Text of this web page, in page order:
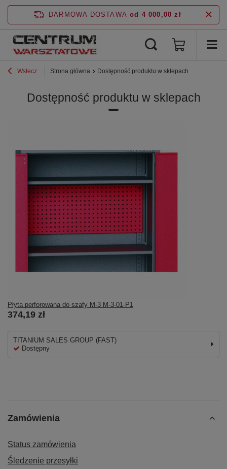
DARMOWA DOSTAWA od 4 000,00 zł
Wstecz Strona główna Dostępność produktu w sklepach
Dostępność produktu w sklepach
Płyta perforowana do szafy M-3 M-3-01-P1
374,19 zł
TITANIUM SALES GROUP (FAST)
Dostępny
Zamówienia
Status zamówienia
Śledzenie przesyłki